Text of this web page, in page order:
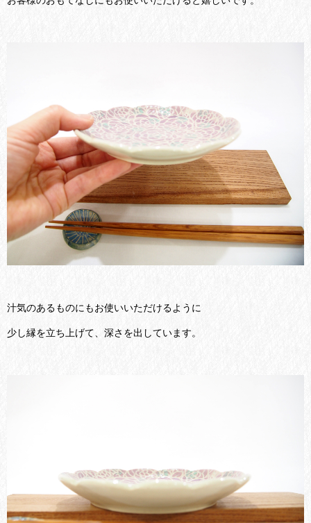
汁気のあるものにもお使いいただけるように
少し縁を立ち上げて、深さを出しています。